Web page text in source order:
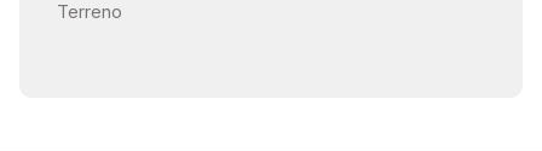
Terreno